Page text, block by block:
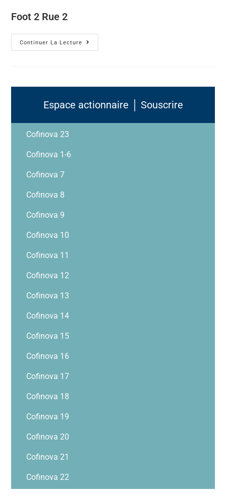
Foot 2 Rue 2
Continuer La Lecture
Espace actionnaire │ Souscrire
Cofinova 23
Cofinova 1-6
Cofinova 7
Cofinova 8
Cofinova 9
Cofinova 10
Cofinova 11
Cofinova 12
Cofinova 13
Cofinova 14
Cofinova 15
Cofinova 16
Cofinova 17
Cofinova 18
Cofinova 19
Cofinova 20
Cofinova 21
Cofinova 22